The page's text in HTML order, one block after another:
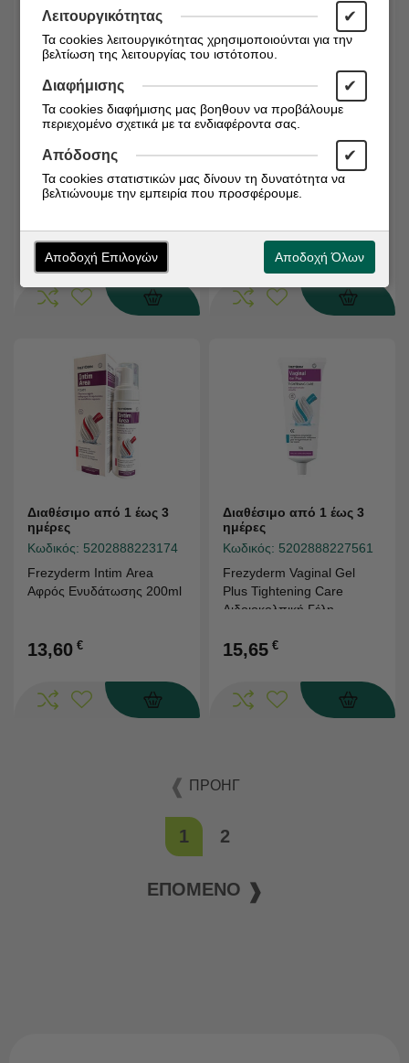
Διαθέσιμο από 1 έως 3
ημέρες
Κωδικός:
Fresh Vaginal Gel -
10,98 €
Διαθέσιμο από 1 έως 3
ημέρες
5205122004560
Pharmasept Mama's Intim
Gel Καθαρισμού με
€
Διαθέσιμο από 1 έως 3
ημέρες
Κωδικός: 5202888223174
Frezyderm Intim Area
Αφρός Ενυδάτωσης 200ml
13,60 €
Διαθέσιμο από 1 έως 3
ημέρες
Κωδικός: 5202888227561
Frezyderm Vaginal Gel
Plus Tightening Care
Αιδοιοκολπική Γέλη
15,65 €
ΠΡΟΗΓ
1 2
ΕΠΌΜΕΝΟ
Λειτουργικότητας ✔
Τα cookies λειτουργικότητας χρησιμοποιούνται για την
βελτίωση της λειτουργίας του ιστότοπου.
Διαφήμισης ✔
Τα cookies διαφήμισης μας βοηθουν να προβάλουμε
περιεχομένο σχετικά με τα ενδιαφέροντα σας.
Απόδοσης ✔
Τα cookies στατιστικών μας δίνουν τη δυνατότητα να
βελτιώνουμε την εμπειρία που προσφέρουμε.
Αποδοχή Επιλογών Αποδοχή Όλων